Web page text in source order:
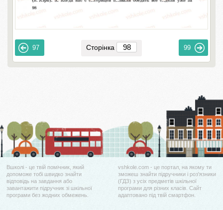
97 Сторінка 99
Вшколі - це твій помічник, який
допоможе тобі швидко знайти
відповідь на завдання або
завантажити підручник зі шкільної
програми без жодних обмежень.
vshkole.com - це портал, на якому ти
зможеш знайти підручники і роз'язники
(ГДЗ) з усіх предметів шкільної
програми для різних класів. Сайт
адаптовано під твій смартфон.